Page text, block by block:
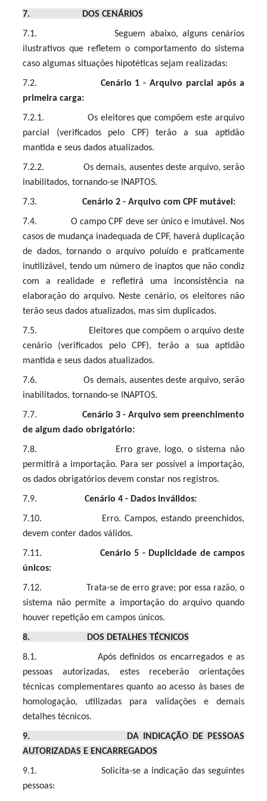
7. DOS CENÁRIOS
7.1. Seguem abaixo, alguns cenários
ilustrativos que refletem o comportamento do sistema
caso algumas situações hipotéticas sejam realizadas:
7.2.
Cenário 1 - Arquivo parcial após a
primeira carga:
7.2.1. Os eleitores que compõem este arquivo
parcial (verificados pelo CPF) terão a sua aptidão
mantida e seus dados atualizados.
7.2.2. Os demais, ausentes deste arquivo, serão
inabilitados, tornando-se INAPTOS.
7.3. Cenário 2 - Arquivo com CPF mutável:
7.4. O campo CPF deve ser único e imutável. Nos
casos de mudança inadequada de CPF, haverá duplicação
de dados, tornando o arquivo poluído e praticamente
inutilizável, tendo um número de inaptos que não condiz
com a realidade e refletirá uma inconsistência na
elaboração do arquivo. Neste cenário, os eleitores não
terão seus dados atualizados, mas sim duplicados.
7.5. Eleitores que compõem o arquivo deste
cenário (verificados pelo CPF), terão a sua aptidão
mantida e seus dados atualizados.
7.6. Os demais, ausentes deste arquivo, serão
inabilitados, tornando-se INAPTOS.
7.7. Cenário 3 - Arquivo sem preenchimento
de algum dado obrigatório:
7.8. Erro grave, logo, o sistema não
permitirá a importação. Para ser possível a importação,
os dados obrigatórios devem constar nos registros.
7.9. Cenário 4 - Dados inválidos:
7.10. Erro. Campos, estando preenchidos,
devem conter dados válidos.
7.11.
Cenário 5 - Duplicidade de campos
únicos:
7.12. Trata-se de erro grave; por essa razão, o
sistema não permite a importação do arquivo quando
houver repetição em campos únicos.
8. DOS DETALHES TÉCNICOS
8.1. Após definidos os encarregados e as
pessoas autorizadas, estes receberão orientações
técnicas complementares quanto ao acesso às bases de
homologação, utilizadas para validações e demais
detalhes técnicos.
9. DA INDICAÇÃO DE PESSOAS
AUTORIZADAS E ENCARREGADOS
9.1. Solicita-se a indicação das seguintes
pessoas: